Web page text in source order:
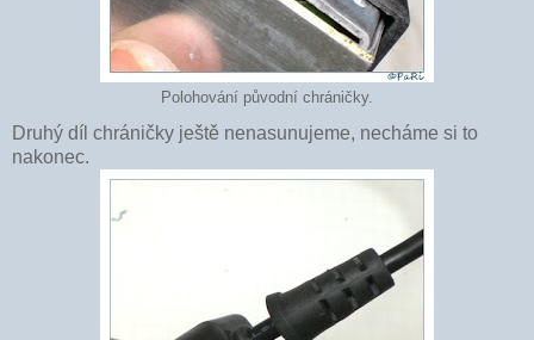
Polohování původní chráničky.
Druhý díl chráničky ještě nenasunujeme, necháme si to
nakonec.